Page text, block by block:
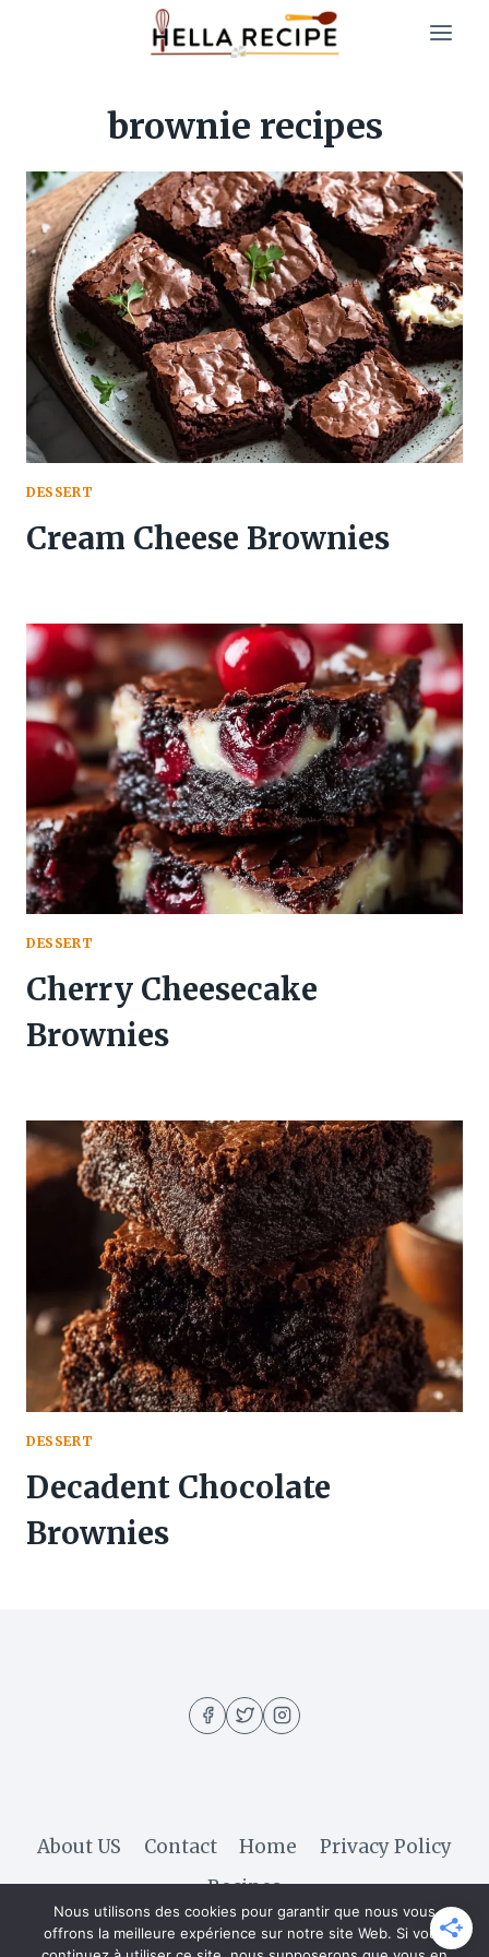
brownie recipes
DESSERT
Cream Cheese Brownies
DESSERT
Cherry Cheesecake
Brownies
DESSERT
Decadent Chocolate
Brownies
About US Contact Home
Privacy Policy
Recipes
Nous utilisons des cookies pour garantir que nous vous
offrons la meilleure expérience sur notre site Web. Si vous